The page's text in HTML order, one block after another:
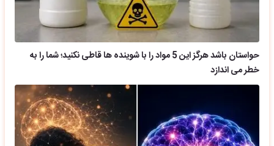
حواستان باشد هرگز این 5 مواد را با شوینده ها قاطی نکنید؛ شما را به
خطر می اندازد